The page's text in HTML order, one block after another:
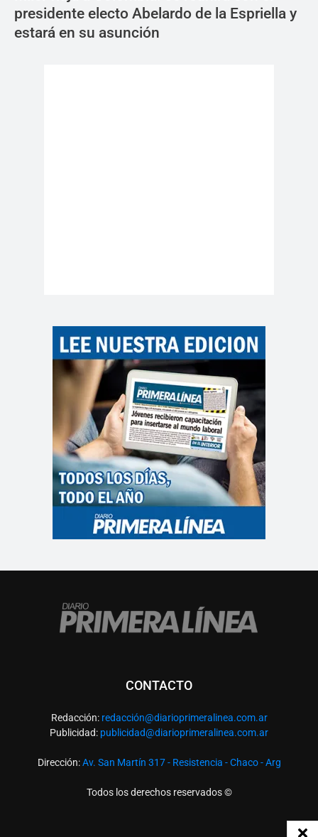
presidente electo Abelardo de la Espriella y
estará en su asunción
CONTACTO
Redacción: redacción@diarioprimeralinea.com.ar
Publicidad: publicidad@diarioprimeralinea.com.ar
Dirección:Av. San Martín 317 - Resistencia - Chaco - Arg
Todos los derechos reservados ©